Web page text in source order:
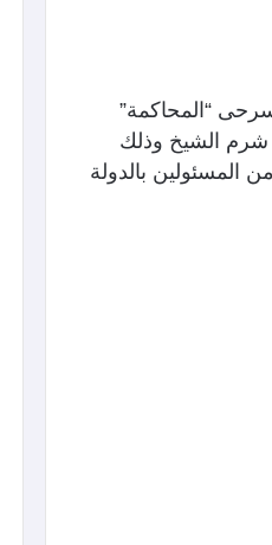
“المحاكمة”
شرم الشيخ وذلك
المسئولين بالدولة